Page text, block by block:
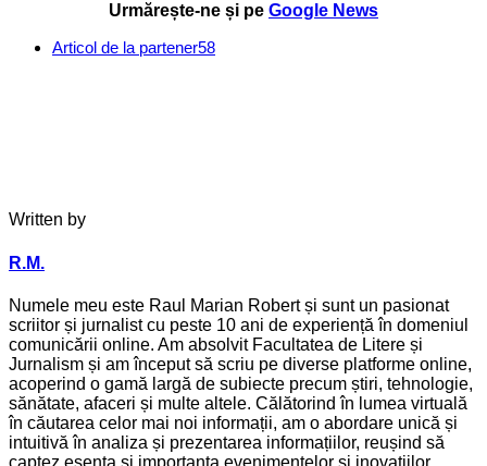
Urmărește-ne și pe Google News
Articol de la partener58
Written by
R.M.
Numele meu este Raul Marian Robert și sunt un pasionat
scriitor și jurnalist cu peste 10 ani de experiență în domeniul
comunicării online. Am absolvit Facultatea de Litere și
Jurnalism și am început să scriu pe diverse platforme online,
acoperind o gamă largă de subiecte precum știri, tehnologie,
sănătate, afaceri și multe altele. Călătorind în lumea virtuală
în căutarea celor mai noi informații, am o abordare unică și
intuitivă în analiza și prezentarea informațiilor, reușind să
captez esența și importanța evenimentelor și inovațiilor